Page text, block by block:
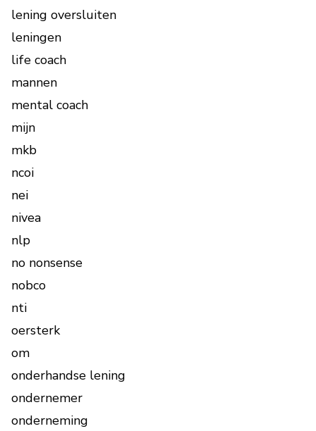
lening oversluiten
leningen
life coach
mannen
mental coach
mijn
mkb
ncoi
nei
nivea
nlp
no nonsense
nobco
nti
oersterk
om
onderhandse lening
ondernemer
onderneming